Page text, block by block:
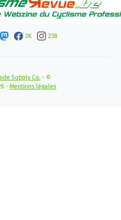
3K 238
Supply Co. - ©
- Mentions légales